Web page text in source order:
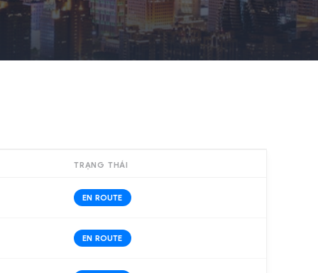
TRẠNG THÁI
EN ROUTE
EN ROUTE